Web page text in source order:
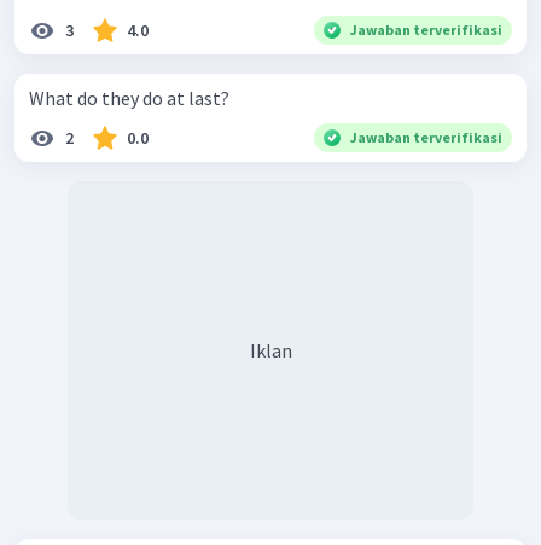
3 4.0 Jawaban terverifikasi
What do they do at last?
2 0.0 Jawaban terverifikasi
Iklan